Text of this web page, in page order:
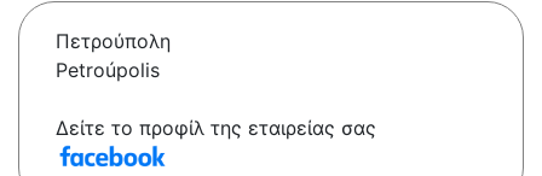
Πετρούπολη
Petroúpolis
Δείτε το προφίλ της εταιρείας σας